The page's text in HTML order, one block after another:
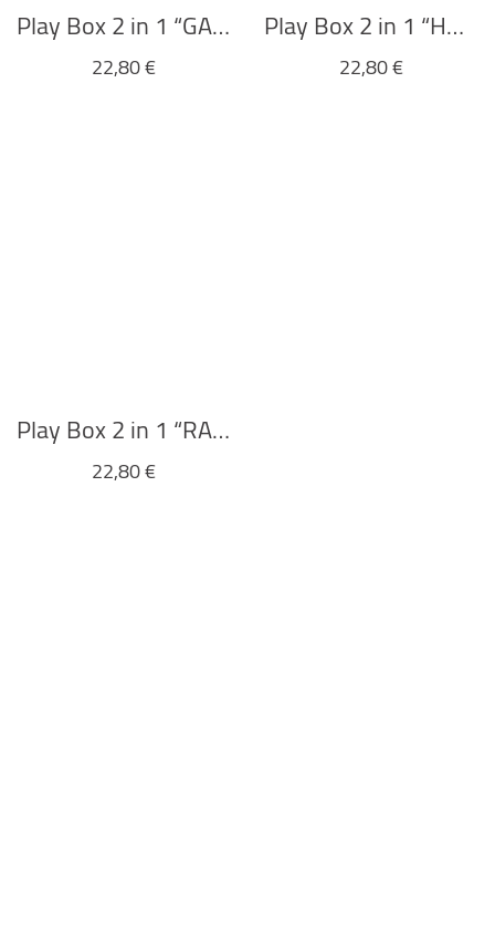
Play Box 2 in 1 “GARAGE” von Scratch Europe
22,80€
Play Box 2 in 1 “HOSPITAL” von Scratch Europe
22,80€
Play Box 2 in 1 “RABBIT FAMILY” von Scratch Europe
22,80€